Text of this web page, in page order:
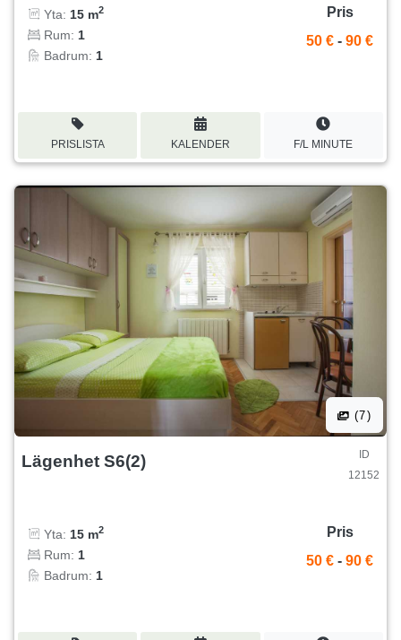
Yta: 15 m2
Rum: 1
Badrum: 1
Pris
50 € - 90 €
PRISLISTA KALENDER F/L MINUTE
(7)
Lägenhet S6(2)
ID
12152
Yta: 15 m2
Rum: 1
Badrum: 1
Pris
50 € - 90 €